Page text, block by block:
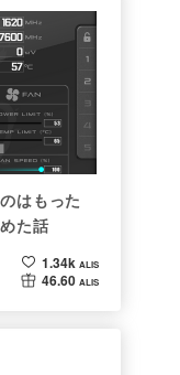
はもった
た話
1.34k ALIS
46.60 ALIS